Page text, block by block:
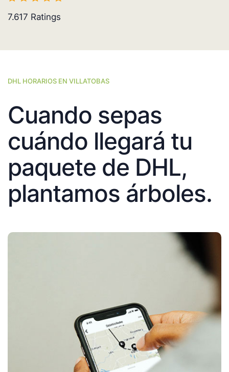
7.617 Ratings
DHL HORARIOS EN VILLATOBAS
Cuando sepas
cuándo llegará tu
paquete de DHL,
plantamos árboles.